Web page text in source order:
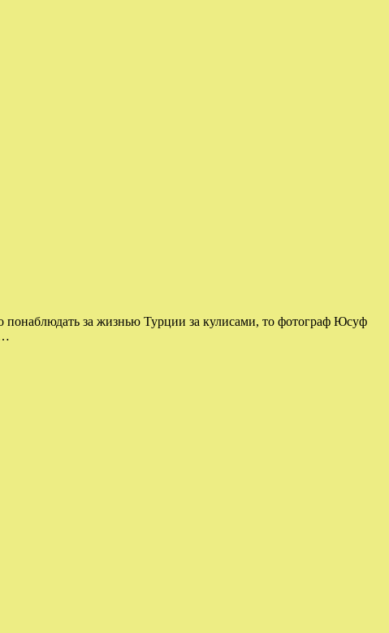
за жизнью Турции за кулисами, то фотограф Юсуф